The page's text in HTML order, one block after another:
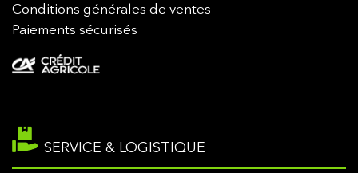
Conditions générales de ventes
Paiements sécurisés
SERVICE & LOGISTIQUE